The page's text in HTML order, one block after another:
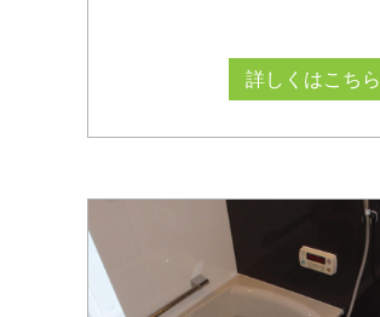
詳しくはこちら